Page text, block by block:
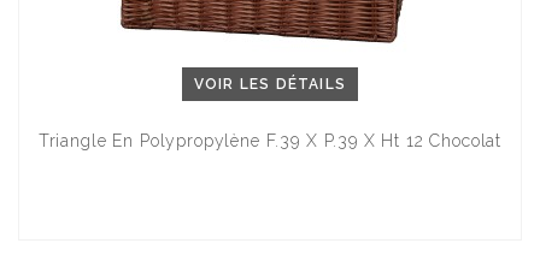
VOIR LES DÉTAILS
Triangle En Polypropylène F.39 X P.39 X Ht 12 Chocolat